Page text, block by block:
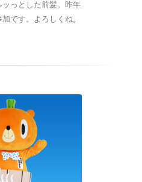
っとした前髪。昨年
です。よろしくね。